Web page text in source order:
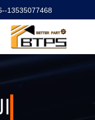
13535077468